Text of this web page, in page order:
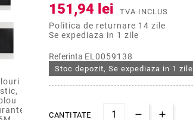
151,94 lei TVA INCLUS
Politica de returnare 14 zile
Se expediaza in 1 zile
Referinta EL0059138
Stoc depozit, Se expediaza in 1 zile
CANTITATE